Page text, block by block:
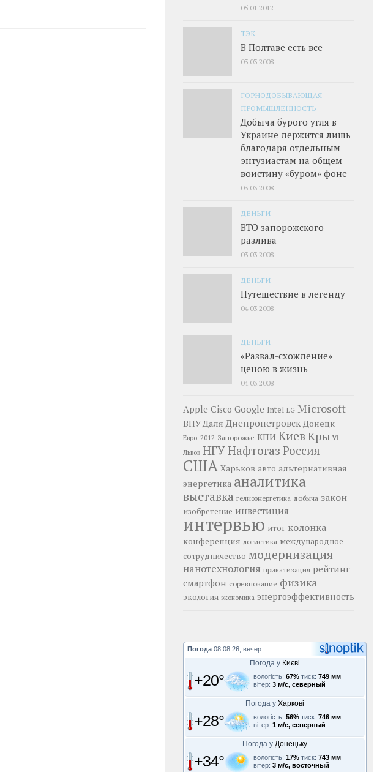
05.01.2012
ТЭК
В Полтаве есть все
03.03.2008
ГОРНОДОБЫВАЮЩАЯ
ПРОМЫШЛЕННОСТЬ
Добыча бурого угля в
Украине держится лишь
благодаря отдельным
энтузиастам на общем
воистину «буром» фоне
03.03.2008
ДЕНЬГИ
ВТО запорожского
разлива
03.03.2008
ДЕНЬГИ
Путешествие в легенду
04.03.2008
ДЕНЬГИ
«Развал-схождение»
ценою в жизнь
04.03.2008
Apple Cisco Google Intel LG Microsoft
ВНУ Даля Днепропетровск Донецк
Евро-2012 Запорожье КПИ Киев Крым
Львов НГУНафтогаз Россия
США Харьков авто альтернативная
энергетика аналитика
выставка гелиоэнергетика добыча закон
изобретение инвестиция
интервью итог колонка
конференция логистика международное
сотрудничество модернизация
нанотехнология приватизация рейтинг
смартфон соревнование физика
экология экономика энергоэффективность
Погода 08.08.26, вечер
Погода у Києві
+20° вологість: 67% тиск: 749 мм
вітер: 3 м/с, северный
Погода у Харкові
+28° вологість: 56% тиск: 746 мм
вітер: 1 м/с, северный
Погода у Донецьку
+34° вологість: 17% тиск: 743 мм
вітер: 3 м/с, восточный